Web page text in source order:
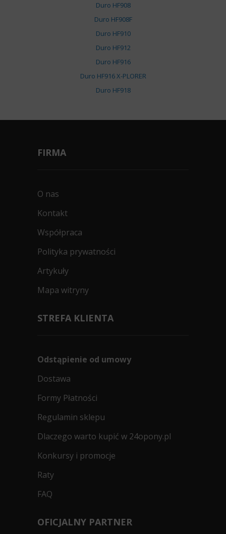
Duro HF908
Duro HF908F
Duro HF910
Duro HF912
Duro HF916
Duro HF916 X-PLORER
Duro HF918
FIRMA
O nas
Kontakt
Współpraca
Polityka prywatności
Artykuły
Mapa witryny
STREFA KLIENTA
Odstąpienie od umowy
Dostawa
Formy Płatności
Regulamin sklepu
Dlaczego warto kupić w 24opony.pl
Konkursy i promocje
Raty
FAQ
OFICJALNY PARTNER